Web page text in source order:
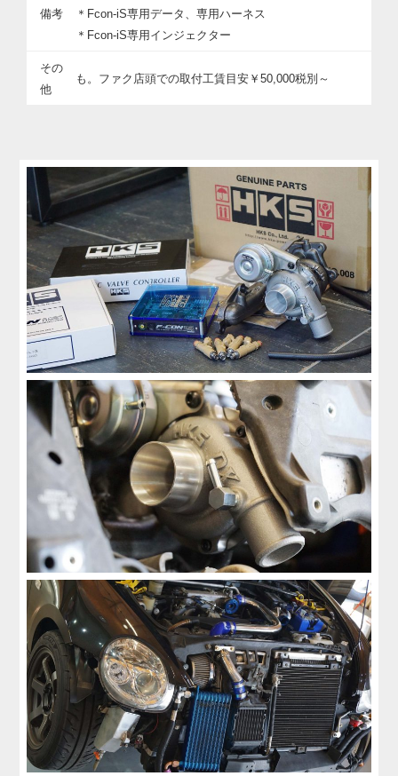
備考
＊Fcon-iS専用データ、専用ハーネス
＊Fcon-iS専用インジェクター
その
他
も。ファク店頭での取付工賃目安￥50,000税別～